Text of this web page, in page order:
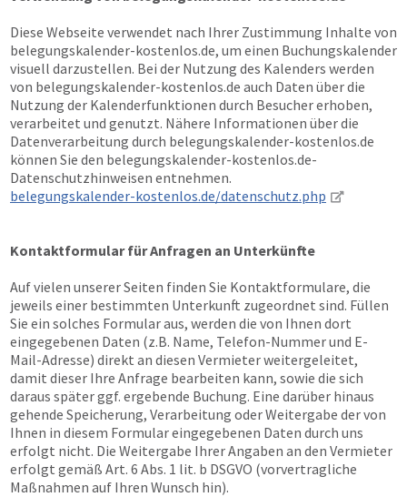
Diese Webseite verwendet nach Ihrer Zustimmung Inhalte von
belegungskalender-kostenlos.de, um einen Buchungskalender
visuell darzustellen. Bei der Nutzung des Kalenders werden
von belegungskalender-kostenlos.de auch Daten über die
Nutzung der Kalenderfunktionen durch Besucher erhoben,
verarbeitet und genutzt. Nähere Informationen über die
Datenverarbeitung durch belegungskalender-kostenlos.de
können Sie den belegungskalender-kostenlos.de-
Datenschutzhinweisen entnehmen.
belegungskalender-kostenlos.de/datenschutz.php
Kontaktformular für Anfragen an Unterkünfte
Auf vielen unserer Seiten finden Sie Kontaktformulare, die
jeweils einer bestimmten Unterkunft zugeordnet sind. Füllen
Sie ein solches Formular aus, werden die von Ihnen dort
eingegebenen Daten (z.B. Name, Telefon-Nummer und E-
Mail-Adresse) direkt an diesen Vermieter weitergeleitet,
damit dieser Ihre Anfrage bearbeiten kann, sowie die sich
daraus später ggf. ergebende Buchung. Eine darüber hinaus
gehende Speicherung, Verarbeitung oder Weitergabe der von
Ihnen in diesem Formular eingegebenen Daten durch uns
erfolgt nicht. Die Weitergabe Ihrer Angaben an den Vermieter
erfolgt gemäß Art. 6 Abs. 1 lit. b DSGVO (vorvertragliche
Maßnahmen auf Ihren Wunsch hin).